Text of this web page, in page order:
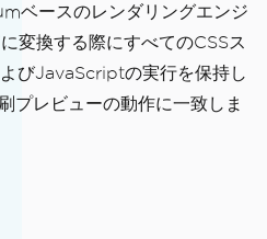
ベースのレンダリングエンジ
変換する際にすべてのCSSス
びJavaScriptの実行を保持し
プレビューの動作に一致しま